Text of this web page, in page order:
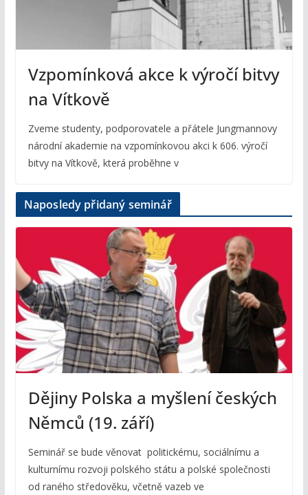
Vzpomínková akce k výročí bitvy
na Vítkově
Zveme studenty, podporovatele a přátele Jungmannovy
národní akademie na vzpomínkovou akci k 606. výročí
bitvy na Vítkově, která proběhne v
Naposledy přidaný seminář
Dějiny Polska a myšlení českých
Němců (19. září)
Seminář se bude věnovat politickému, sociálnímu a
kulturnímu rozvoji polského státu a polské společnosti
od raného středověku, včetně vazeb ve